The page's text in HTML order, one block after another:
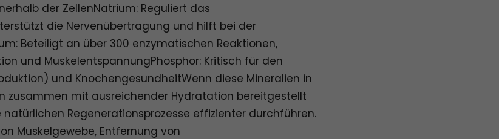
der ZellenNatrium: Reguliert das
die Nervenübertragung und hilft bei der
Beteiligt an über 300 enzymatischen Reaktionen,
und MuskelentspannungPhosphor: Kritisch für den
und KnochengesundheitWenn diese Mineralien in
zusammen mit ausreichender Hydratation bereitgestellt
natürlichen Regenerationsprozesse effizienter durchführen.
Muskelgewebe, Entfernung von